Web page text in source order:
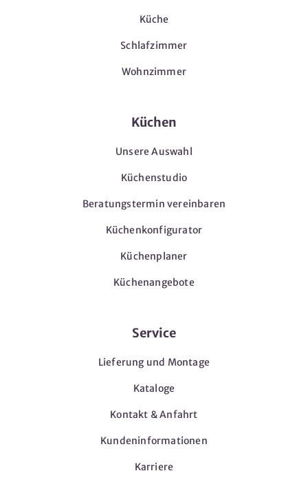
Küche
Schlafzimmer
Wohnzimmer
Küchen
Unsere Auswahl
Küchenstudio
Beratungstermin vereinbaren
Küchenkonfigurator
Küchenplaner
Küchenangebote
Service
Lieferung und Montage
Kataloge
Kontakt & Anfahrt
Kundeninformationen
Karriere